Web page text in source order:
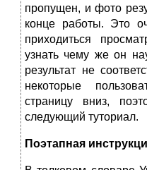
пропущен, и фото
конце работы. Это
приходиться
узнать чему же он
результат не
некоторые
страницу вниз,
следующий туториал.
Поэтапная